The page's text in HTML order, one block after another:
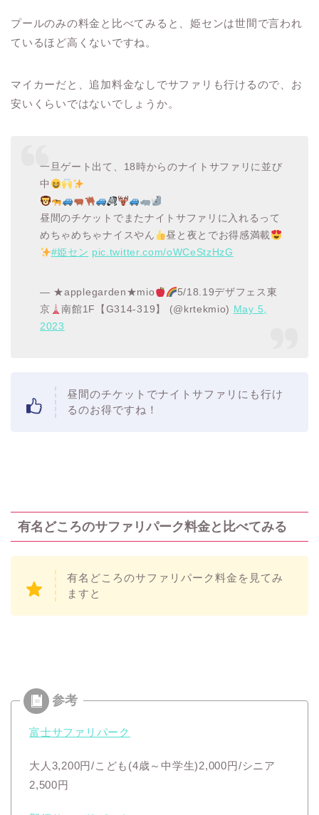
プールのみの料金と比べてみると、姫センは世間で言われ
ているほど高くないですね。
マイカーだと、追加料金なしでサファリも行けるので、お
安いくらいではないでしょうか。
一旦ゲート出て、18時からのナイトサファリに並び
中
昼間のチケットでまたナイトサファリに入れるって
めちゃめちゃナイスやん
昼と夜とでお得感満載
#姫セン pic.twitter.com/oWCeStzHzG
— ★applegarden★mio
5/18.19デザフェス東
京
南館1F【G314-319】 (@krtekmio) May 5,
2023
昼間のチケットでナイトサファリにも行け
るのお得ですね！
有名どころのサファリパーク料金と比べてみる
有名どころのサファリパーク料金を見てみ
ますと
富士サファリパーク
大人3,200円/こども(4歳～中学生)2,000円/シニア
2,500円